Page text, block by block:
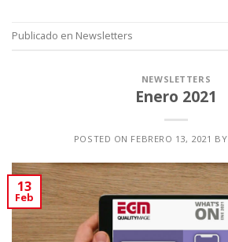
Publicado en Newsletters
NEWSLETTERS
Enero 2021
POSTED ON FEBRERO 13, 2021 BY
13
Feb